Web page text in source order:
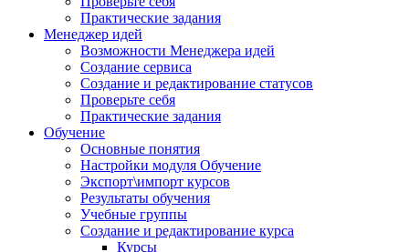
Практические задания
Менеджер идей
Возможности Менеджера идей
Создание сервиса
Создание и редактирование статусов
Проверьте себя
Практические задания
Обучение
Основные понятия
Настройки модуля Обучение
Экспорт\импорт курсов
Результаты обучения
Учебные группы
Создание и редактирование курса
Курсы